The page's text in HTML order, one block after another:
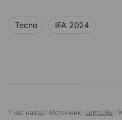
Tecno IFA 2024
1 час назад Источник: Lenta.Ru